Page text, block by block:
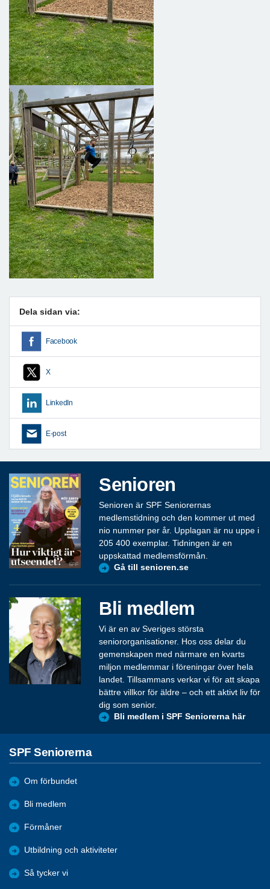
Dela sidan via:
Facebook
X
LinkedIn
E-post
Senioren
Senioren är SPF Seniorernas
medlemstidning och den kommer ut med
nio nummer per år. Upplagan är nu uppe i
205 400 exemplar. Tidningen är en
uppskattad medlemsförmån.
Gå till senioren.se
Bli medlem
Vi är en av Sveriges största
seniororganisationer. Hos oss delar du
gemenskapen med närmare en kvarts
miljon medlemmar i föreningar över hela
landet. Tillsammans verkar vi för att skapa
bättre villkor för äldre – och ett aktivt liv för
dig som senior.
Bli medlem i SPF Seniorerna här
SPF Seniorerna
Om förbundet
Bli medlem
Förmåner
Utbildning och aktiviteter
Så tycker vi